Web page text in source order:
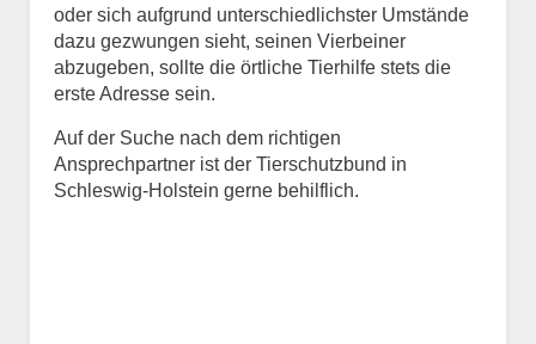
oder sich aufgrund unterschiedlichster Umstände
dazu gezwungen sieht, seinen Vierbeiner
abzugeben, sollte die örtliche Tierhilfe stets die
erste Adresse sein.
Auf der Suche nach dem richtigen
Ansprechpartner ist der Tierschutzbund in
Schleswig-Holstein gerne behilflich.